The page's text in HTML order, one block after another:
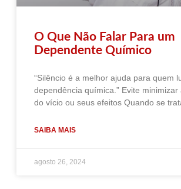
O Que Não Falar Para um
Dependente Químico
“Silêncio é a melhor ajuda para quem
dependência química.” Evite minimizar
do vício ou seus efeitos Quando se
SAIBA MAIS
agosto 26, 2024